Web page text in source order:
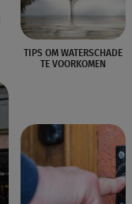
TIPS OM WATERSCHADE
TE VOORKOMEN